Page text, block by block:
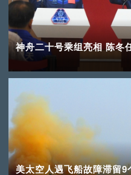
神舟二十号乘组亮相 陈冬
美太空人遇飞船故障滞留